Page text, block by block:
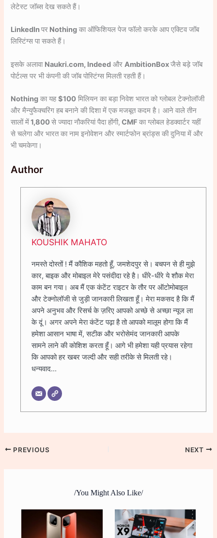
लेटेस्ट जॉब्स देख सकते हैं।
LinkedInपर Nothing का ऑफिशियल पेज फॉलो करके आप एक्टिव जॉब
लिस्टिंग्स पा सकते हैं।
इसके अलावा Naukri.com, Indeed औरAmbitionBoxजैसे बड़े जॉब
पोर्टल्स पर भी कंपनी की जॉब पोस्टिंग्स मिलती रहती हैं।
Nothing का यह$100 मिलियन का बड़ा निवेश भारत को ग्लोबल टेक्नोलॉजी
और मैन्युफैक्चरिंग हब बनाने की दिशा में एक मजबूत कदम है। आने वाले तीन
सालों में1,800से ज्यादा नौकरियां पैदा होंगी, CMFका ग्लोबल हेडक्वार्टर यहीं
से चलेगा और भारत का नाम इनोवेशन और स्मार्टफोन ब्रांड्स की दुनिया में और
भी चमकेगा।
Author
KOUSHIK MAHATO
नमस्ते दोस्तों ! मैं कौशिक महतो हूँ, जमशेदपुर से। बचपन से ही मुझे
कार, बाइक और मोबाइल मेरे पसंदीदा रहे है। धीरे-धीरे ये शौक मेरा
काम बन गया। अब मैं एक कंटेंट राइटर के तौर पर ऑटोमोबाइल
और टेक्नोलॉजी से जुड़ी जानकारी लिखता हूँ। मेरा मकसद है कि मैं
अपने अनुभव और रिसर्च के ज़रिए आपको अच्छे से अच्छा न्यूज ला
के दूं। अगर अपने मेरा कंटेंट पढ़ा है तो आपको मालूम होगा कि मैं
हमेशा आसान भाषा में, सटीक और भरोसेमंद जानकारी आपके
सामने लाने की कोशिश करता हूँ। आगे भी हमेशा यही प्रयास रहेगा
कि आपको हर खबर जल्दी और सही तरीके से मिलती रहे।
धन्यवाद...
PREVIOUS NEXT
/You Might Also Like/